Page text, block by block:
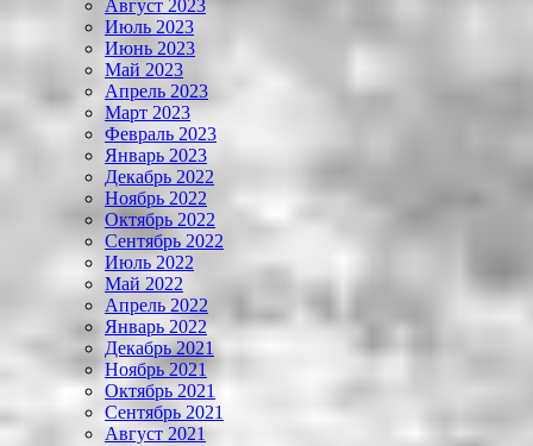
Август 2023
Июль 2023
Июнь 2023
Май 2023
Апрель 2023
Март 2023
Февраль 2023
Январь 2023
Декабрь 2022
Ноябрь 2022
Октябрь 2022
Сентябрь 2022
Июль 2022
Май 2022
Апрель 2022
Январь 2022
Декабрь 2021
Ноябрь 2021
Октябрь 2021
Сентябрь 2021
Август 2021